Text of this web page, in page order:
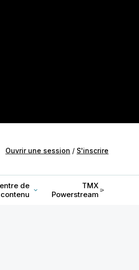
Ouvrir une session / S'inscrire
de
contenu
TMX
Powerstream